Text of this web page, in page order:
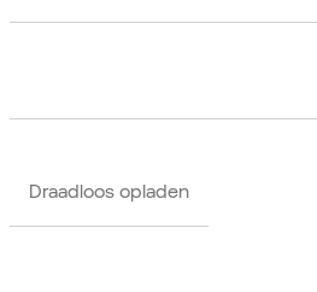
Draadloos opladen